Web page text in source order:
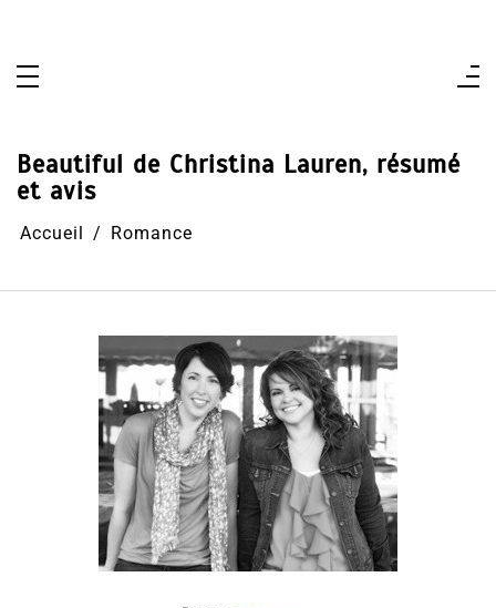
Beautiful de Christina Lauren, résumé
et avis
Accueil Romance